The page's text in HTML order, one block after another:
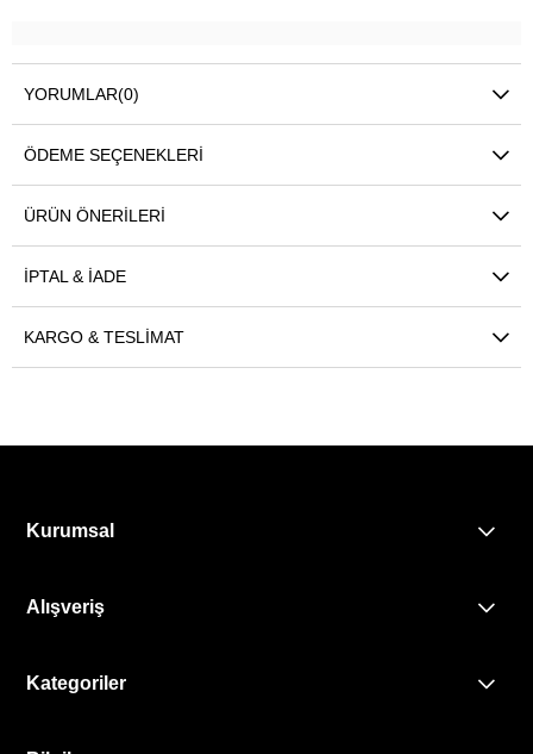
YORUMLAR(0)
ÖDEME SEÇENEKLERI
ÜRÜN ÖNERILERI
İPTAL & İADE
KARGO & TESLIMAT
Kurumsal
Alışveriş
Kategoriler